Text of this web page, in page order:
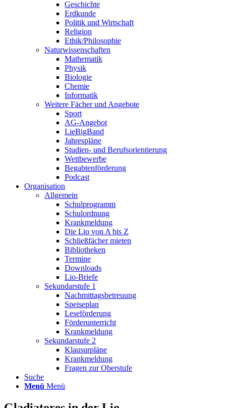
Geschichte
Erdkunde
Politik und Wirtschaft
Religion
Ethik/Philosophie
Naturwissen­schaften
Mathematik
Physik
Biologie
Chemie
Informatik
Weitere Fächer und Angebote
Sport
AG-Angebot
LieBigBand
Jahrespläne
Studien- und Berufsorientierung
Wettbewerbe
Begabtenförderung
Podcast
Organisation
Allgemein
Schulprogramm
Schulordnung
Krankmeldung
Die Lio von A bis Z
Schließfächer mieten
Bibliotheken
Termine
Downloads
Lio-Briefe
Sekundarstufe 1
Nachmittagsbetreuung
Speiseplan
Leseförderung
Förderunterricht
Krankmeldung
Sekundarstufe 2
Klausurpläne
Krankmeldung
Fragen zur Oberstufe
Suche
Menü Menü